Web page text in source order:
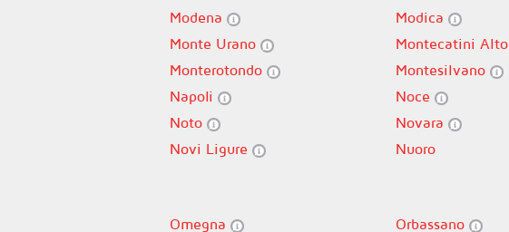
Modena
Modica
Monte Urano
Montecatini Alto
Monterotondo
Montesilvano
Napoli
Noce
Noto
Novara
Novi Ligure
Nuoro
Omegna
Orbassano